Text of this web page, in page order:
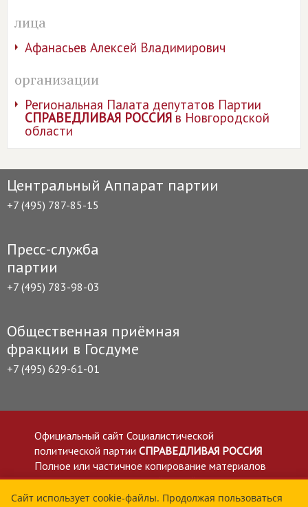
лица
Афанасьев Алексей Владимирович
организации
Региональная Палата депутатов Партии
СПРАВЕДЛИВАЯ РОССИЯв Новгородской
области
Центральный Аппарат партии
+7 (495) 787-85-15
Пресс-служба
партии
+7 (495) 783-98-03
Общественная приёмная
фракции в Госдуме
+7 (495) 629-61-01
Официальный сайт Социалистической
политической партии СПРАВЕДЛИВАЯ РОССИЯ
Полное или частичное копирование материалов
приветствуется со ссылкой на сайт spravedlivo.ru
Политика в отношении обработки персональных
Сайт использует cookie-файлы. Продолжая пользоваться